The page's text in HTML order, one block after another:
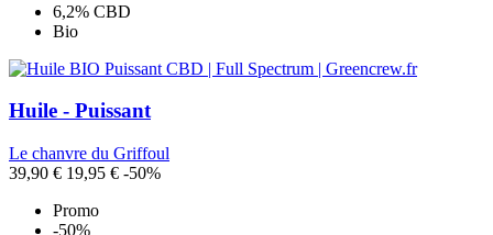
6,2% CBD
Bio
Huile - Puissant
Le chanvre du Griffoul
39,90 € 19,95 € -50%
Promo
-50%